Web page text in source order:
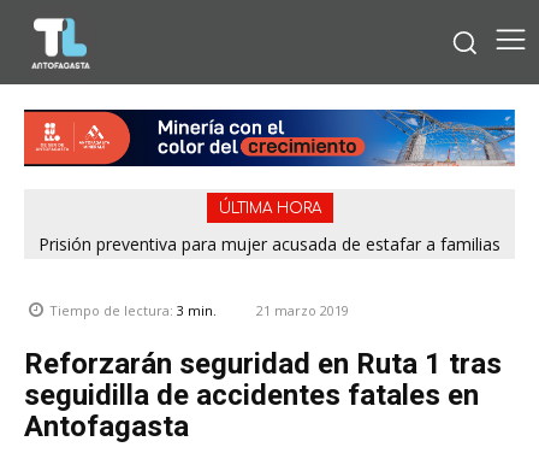
ÚLTIMA HORA
Prisión preventiva para mujer acusada de estafar a familias
Tiempo de lectura: 3 min. 21 marzo 2019
Reforzarán seguridad en Ruta 1 tras
seguidilla de accidentes fatales en
Antofagasta